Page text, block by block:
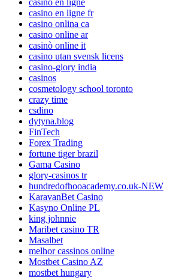
casino en ligne fr
casino onlina ca
casino online ar
casinò online it
casino utan svensk licens
casino-glory india
casinos
cosmetology school toronto
crazy time
csdino
dytyna.blog
FinTech
Forex Trading
fortune tiger brazil
Gama Casino
glory-casinos tr
hundredofhooacademy.co.uk-NEW
KaravanBet Casino
Kasyno Online PL
king johnnie
Maribet casino TR
Masalbet
melhor cassinos online
Mostbet Casino AZ
mostbet hungary